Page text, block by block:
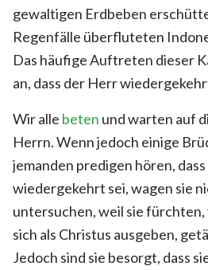
gewaltigen Erdbeben
Regenfälle überfluteten
Das häufige Auftreten dieser
an, dass der Herr
Wir alle beten und warten auf
Herrn. Wenn jedoch einige
jemanden predigen hören,
wiedergekehrt sei, wagen sie
untersuchen, weil sie fürchten,
sich als Christus ausgeben,
Jedoch sind sie besorgt, dass